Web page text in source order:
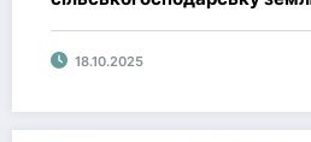
називають це шансом для
18.10.2025